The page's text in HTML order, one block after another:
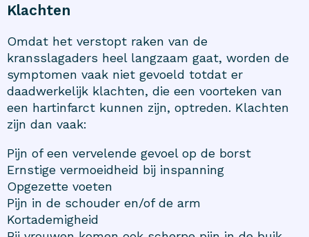
Klachten
Omdat het verstopt raken van de
kransslagaders heel langzaam gaat, worden de
symptomen vaak niet gevoeld totdat er
daadwerkelijk klachten, die een voorteken van
een hartinfarct kunnen zijn, optreden. Klachten
zijn dan vaak:
Pijn of een vervelende gevoel op de borst
Ernstige vermoeidheid bij inspanning
Opgezette voeten
Pijn in de schouder en/of de arm
Kortademigheid